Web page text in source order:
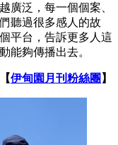
廣泛，每一個個案、
聽過很多感人的故
平台，告訴更多人這
能夠傳播出去。
伊甸園月刊粉絲團 】